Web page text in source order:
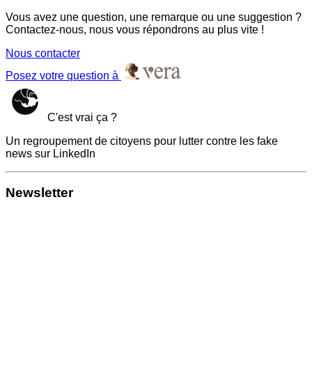
Vous avez une question, une remarque ou une suggestion ?
Contactez-nous, nous vous répondrons au plus vite !
Nous contacter
Posez votre question à
C'est vrai ça ?
Un regroupement de citoyens pour lutter contre les fake
news sur LinkedIn
Newsletter